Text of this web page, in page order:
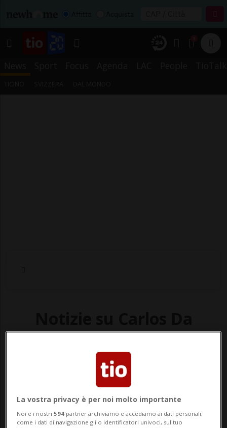
Silva
Segui le notizie e gli approfondimenti su
Carlos Da Silva.
La vostra privacy è per noi molto importante
Noi e i nostri594 partner archiviamo e accediamo ai dati personali,
come i dati di navigazione gli o identificatori univoci, sul tuo